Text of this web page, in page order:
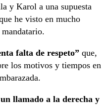
y Karol a una supuesta
he visto en mucho
falta de respeto” que,
los motivos y tiempos en
llamado a la derecha y